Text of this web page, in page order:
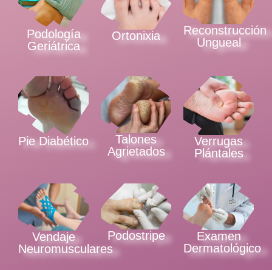
Podología
Geriátrica
Ortonixia
Reconstrucción
Ungueal
Pie Diabético
Talones
Agrietados
Verrugas
Plántales
Vendaje
Neuromusculares
Podostripe
Examen
Dermatológico